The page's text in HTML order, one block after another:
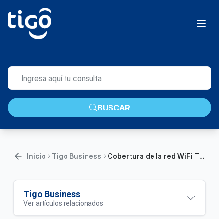
BUSCAR
Inicio Tigo Business Cobertura de la red WiFi Tigo Business | Empresas
Tigo Business
Ver artículos relacionados